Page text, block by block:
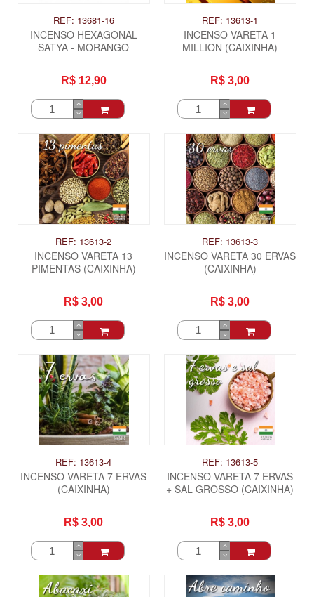
REF: 13681-16
INCENSO HEXAGONAL
SATYA - MORANGO
R$ 12,90
REF: 13613-1
INCENSO VARETA 1
MILLION (CAIXINHA)
R$ 3,00
REF: 13613-2
INCENSO VARETA 13
PIMENTAS (CAIXINHA)
R$ 3,00
REF: 13613-3
INCENSO VARETA 30 ERVAS
(CAIXINHA)
R$ 3,00
REF: 13613-4
INCENSO VARETA 7 ERVAS
(CAIXINHA)
R$ 3,00
REF: 13613-5
INCENSO VARETA 7 ERVAS
+ SAL GROSSO (CAIXINHA)
R$ 3,00